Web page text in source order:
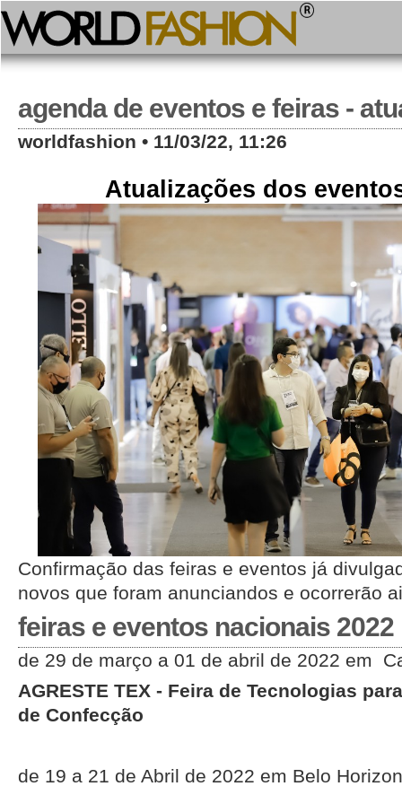
agenda de eventos e feiras -
worldfashion • 11/03/22, 11:26
Atualizações dos
Confirmação das feiras e eventos já
novos que foram anunciandos e ocorrerão
feiras e eventos nacionais 2022
de 29 de março a 01 de abril de 2022 em
AGRESTE TEX - Feira de Tecnologias
de Confecção
de 19 a 21 de Abril de 2022 em Belo